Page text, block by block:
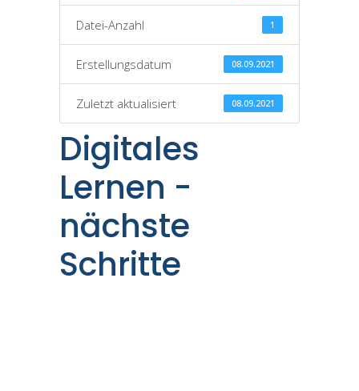
Datei-Anzahl 1
Erstellungsdatum 08.09.2021
Zuletzt aktualisiert 08.09.2021
Digitales
Lernen -
nächste
Schritte